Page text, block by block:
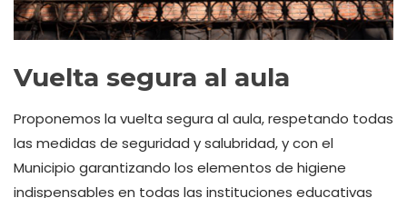
Vuelta segura al aula
Proponemos la vuelta segura al aula, respetando todas
las medidas de seguridad y salubridad, y con el
Municipio garantizando los elementos de higiene
indispensables en todas las instituciones educativas